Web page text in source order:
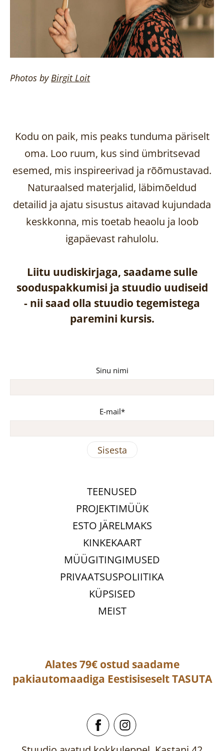
Photos byBirgitLoit
Kodu on paik, mis peaks tunduma päriselt
oma. Loo ruum, kus sind ümbritsevad
esemed, mis inspireerivad ja rõõmustavad.
Naturaalsed materjalid, läbimõeldud
detailid ja ajatu sisustus aitavad kujundada
keskkonna, mis toetab heaolu ja loob
igapäevast rahulolu.
Liitu uudiskirjaga, saadame sulle
sooduspakkumisi ja stuudio uudiseid
- nii saad olla stuudio tegemistega
paremini kursis.
Sinu nimi
E-mail
TEENUSED
PROJEKTIMÜÜK
ESTO JÄRELMAKS
KINKEKAART
MÜÜGITINGIMUSED
PRIVAATSUSPOLIITIKA
KÜPSISED
MEIST
Alates 79€ ostud saadame
pakiautomaadiga EestisiseseltTASUTA